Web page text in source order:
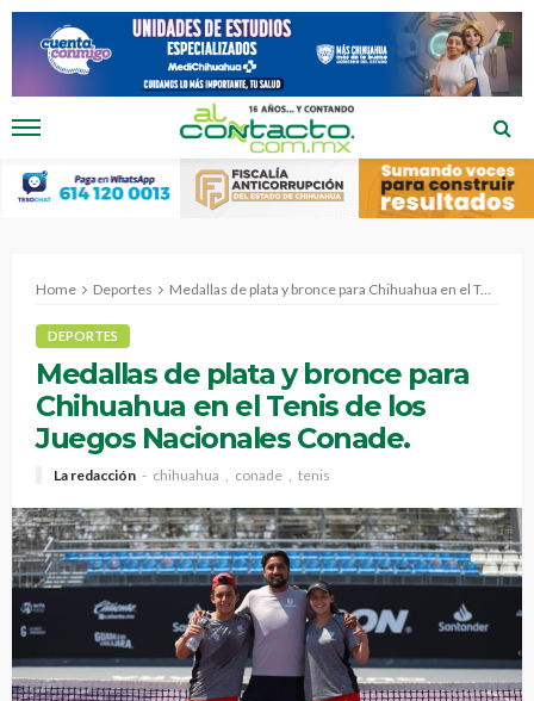
Home Deportes Medallas de plata y bronce para Chihuahua en el Tenis de los Juegos Nacionales Conade.
DEPORTES
Medallas de plata y bronce para
Chihuahua en el Tenis de los
Juegos Nacionales Conade.
La redacción chihuahua conade tenis